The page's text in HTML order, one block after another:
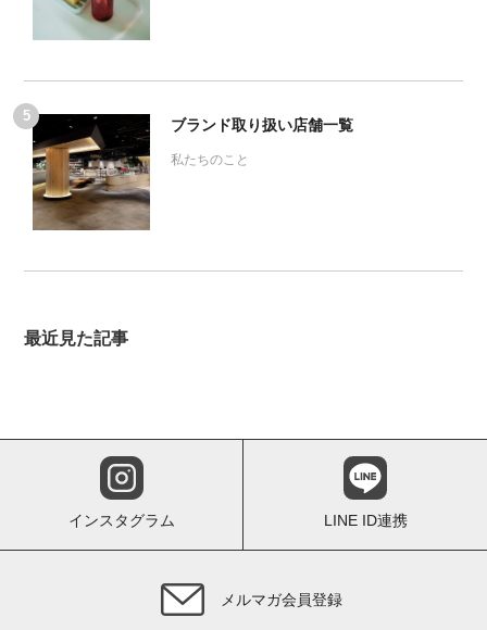
ブランド取り扱い店舗一覧
私たちのこと
最近見た記事
インスタグラム LINE ID連携
メルマガ会員登録